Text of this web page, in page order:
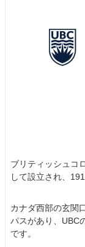
ブリティッシュコ
して設立され、
カナダ西部の玄関
パスがあり、UBC
です。